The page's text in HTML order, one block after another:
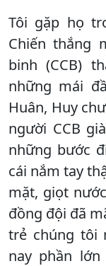
Tôi gặp họ
Chiến thắng
binh (CCB)
những mái
Huân, Huy
người CCB
những bước
cái nắm tay
mặt, giọt
đồng đội đã
trẻ chúng tôi
nay phần